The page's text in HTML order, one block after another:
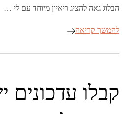
הבלוג גאה להציג ריאיון מיוחד עם לי …
להמשך קריאה
קבלו עדכונים